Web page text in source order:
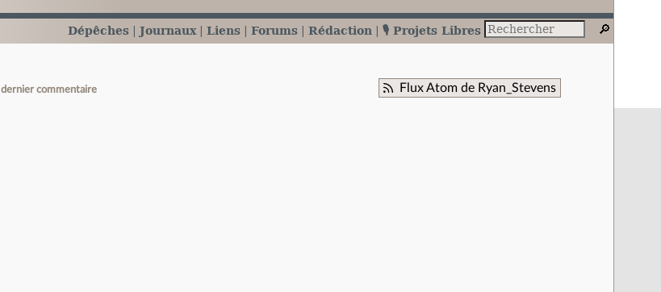
Dépêches Journaux Liens Forums Rédaction 🎙️ Projets Libres
Flux Atom de Ryan_Stevens
dernier commentaire